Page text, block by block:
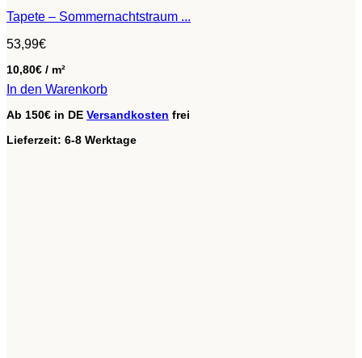
Tapete – Sommernachtstraum ...
53,99€
10,80€ / m²
In den Warenkorb
Ab 150€ in DE Versandkosten frei
Lieferzeit: 6-8 Werktage